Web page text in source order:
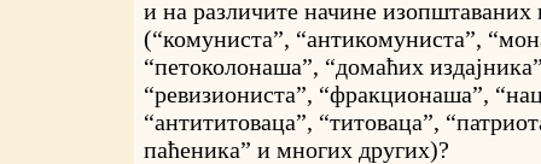
и на различите начине изопштаваних
(“комуниста”, “антикомуниста”,
“петоколонаша”, “домаћих
“ревизиониста”, “фракционаша”,
“антититоваца”, “титоваца”,
паћеника” и многих других)?